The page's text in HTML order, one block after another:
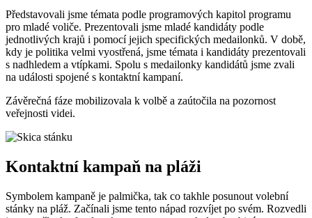
Představovali jsme témata podle programových kapitol programu
pro mladé voliče. Prezentovali jsme mladé kandidáty podle
jednotlivých krajů i pomocí jejich specifických medailonků. V době,
kdy je politika velmi vyostřená, jsme témata i kandidáty prezentovali
s nadhledem a vtípkami. Spolu s medailonky kandidátů jsme zvali
na události spojené s kontaktní kampaní.
Závěrečná fáze mobilizovala k volbě a zaútočila na pozornost
veřejnosti videi.
Kontaktní kampaň na pláži
Symbolem kampaně je palmička, tak co takhle posunout volební
stánky na pláž. Začínali jsme tento nápad rozvíjet po svém. Rozvedli